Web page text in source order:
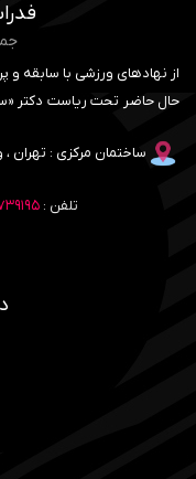
از نهادهای ورزشی با سابقه و
حال حاضر تحت ریاست دکتر
ساختمان مرکزی : تهران ،
تلفن :